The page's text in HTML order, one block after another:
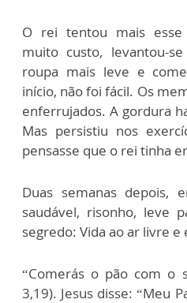
O rei tentou mais
muito custo, levantou-
roupa mais leve e
início, não foi fácil. Os
enferrujados. A gordura
Mas persistiu nos
pensasse que o rei tinha
Duas semanas depois,
saudável, risonho, leve
segredo: Vida ao ar livre e
“Comerás o pão com o
3,19). Jesus disse: “Meu